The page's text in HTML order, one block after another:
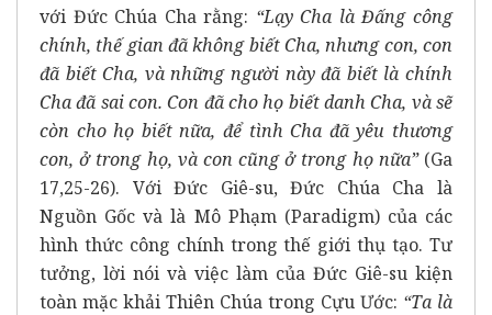
với Đức Chúa Cha rằng: “Lạy Cha là Đấng công
chính, thế gian đã không biết Cha, nhưng con, con
đã biết Cha, và những người này đã biết là chính
Cha đã sai con. Con đã cho họ biết danh Cha, và sẽ
còn cho họ biết nữa, để tình Cha đã yêu thương
con, ở trong họ, và con cũng ở trong họ nữa”(Ga
17,25-26). Với Đức Giê-su, Đức Chúa Cha là
Nguồn Gốc và là Mô Phạm (Paradigm) của các
hình thức công chính trong thế giới thụ tạo. Tư
tưởng, lời nói và việc làm của Đức Giê-su kiện
toàn mặc khải Thiên Chúa trong Cựu Ước: “Ta là